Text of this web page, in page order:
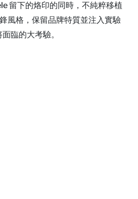
留下的烙印的同時，不純粹移植
風格，保留品牌特質並注入實驗
臨的大考驗。